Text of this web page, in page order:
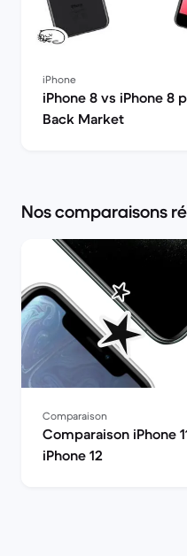
iPhone
iPhone 8 vs iPhone 8
Back Market
Nos comparaisons
Comparaison
Comparaison iPhone
iPhone 12